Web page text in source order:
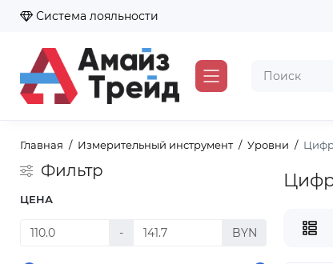
Система лояльности
Главная Измерительный инструмент Уровни
Фильтр
ЦЕНА
- BYN